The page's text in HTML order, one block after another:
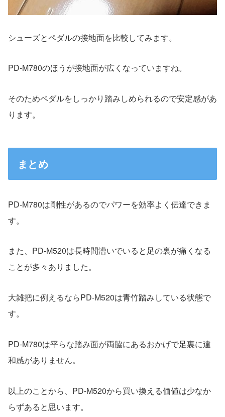
シューズとペダルの接地面を比較してみます。
PD-M780のほうが接地面が広くなっていますね。
そのためペダルをしっかり踏みしめられるので安定感があ
ります。
まとめ
PD-M780は剛性があるのでパワーを効率よく伝達できま
す。
また、PD-M520は長時間漕いでいると足の裏が痛くなる
ことが多々ありました。
大雑把に例えるならPD-M520は青竹踏みしている状態で
す。
PD-M780は平らな踏み面が両脇にあるおかげで足裏に違
和感がありません。
以上のことから、PD-M520から買い換える価値は少なか
らずあると思います。